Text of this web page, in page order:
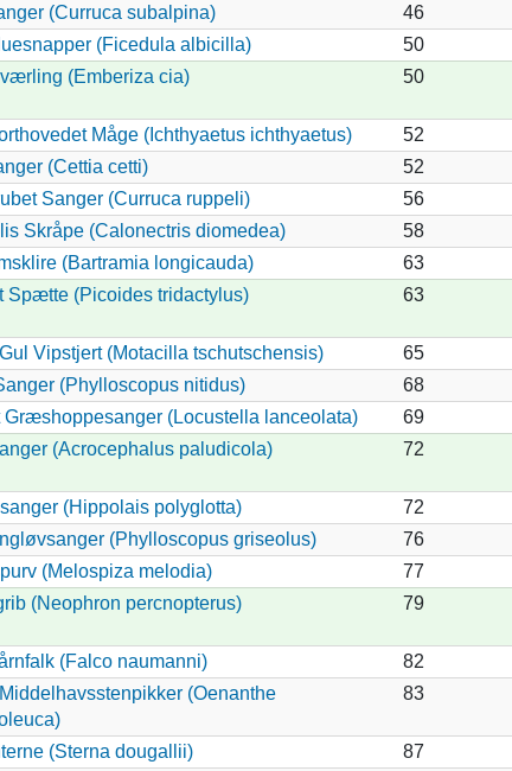
(Curruca subalpina)
46
(Ficedula albicilla)
50
(Emberiza cia) 50
Måge (Ichthyaetus ichthyaetus)
52
(Cettia cetti)
52
Sanger (Curruca ruppeli)
56
Skråpe (Calonectris diomedea)
58
(Bartramia longicauda)
63
Spætte (Picoides tridactylus) 63
Vipstjert (Motacilla tschutschensis)
65
(Phylloscopus nitidus)
68
Græshoppesanger (Locustella lanceolata)
69
(Acrocephalus paludicola) 72
(Hippolais polyglotta)
72
(Phylloscopus griseolus)
76
(Melospiza melodia)
77
(Neophron percnopterus) 79
(Falco naumanni)
82
(Oenanthe
83
(Sterna dougallii)
87